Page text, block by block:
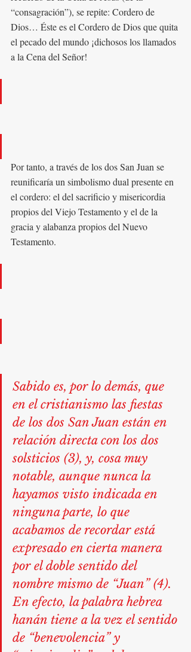
“consagración”), se repite: Cordero de
Dios… Éste es el Cordero de Dios que quita
el pecado del mundo ¡dichosos los llamados
a la Cena del Señor!
Por tanto, a través de los dos San Juan se
reunificaría un simbolismo dual presente en
el cordero: el del sacrificio y misericordia
propios del Viejo Testamento y el de la
gracia y alabanza propios del Nuevo
Testamento.
Sabido es, por lo demás, que
en el cristianismo las fiestas
de los dos San Juan están en
relación directa con los dos
solsticios (3), y, cosa muy
notable, aunque nunca la
hayamos visto indicada en
ninguna parte, lo que
acabamos de recordar está
expresado en cierta manera
por el doble sentido del
nombre mismo de “Juan” (4).
En efecto, la palabra hebrea
hanán tiene a la vez el sentido
de “benevolencia” y